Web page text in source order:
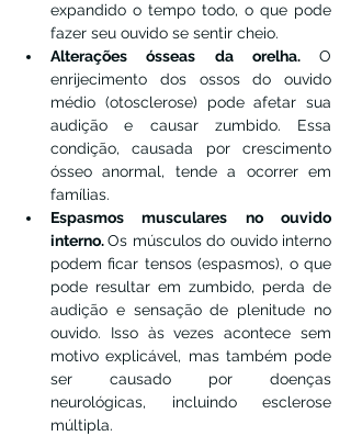
expandido o tempo todo, o que pode
fazer seu ouvido se sentir cheio.
Alterações ósseas da orelha. O
enrijecimento dos ossos do ouvido
médio (otosclerose) pode afetar sua
audição e causar zumbido. Essa
condição, causada por crescimento
ósseo anormal, tende a ocorrer em
famílias.
Espasmos musculares no ouvido
interno. Os músculos do ouvido interno
podem ficar tensos (espasmos), o que
pode resultar em zumbido, perda de
audição e sensação de plenitude no
ouvido. Isso às vezes acontece sem
motivo explicável, mas também pode
ser causado por doenças
neurológicas, incluindo esclerose
múltipla.